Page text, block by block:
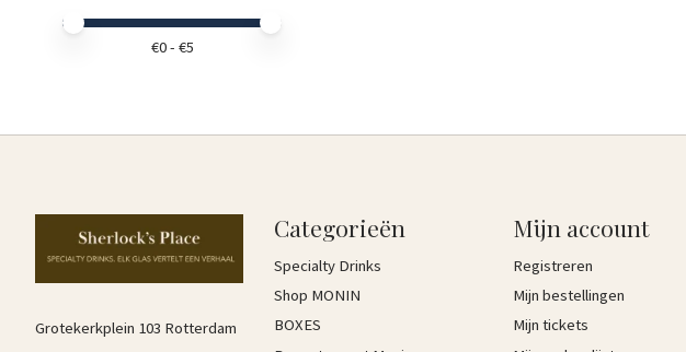
Minimale prijswaarde
Price maximum value
€0- €5
Grotekerkplein 103 Rotterdam
Categorieën
Specialty Drinks
Shop MONIN
BOXES
Mijn account
Registreren
Mijn bestellingen
Mijn tickets